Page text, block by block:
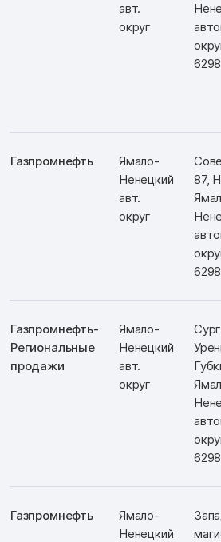
авт.
округ
Газпромнефть
Ямало-
Ненецкий
авт.
округ
87,
Газпромнефть-
Региональные
продажи
Ямало-
Ненецкий
авт.
округ
Газпромнефть
Ямало-
Ненецкий